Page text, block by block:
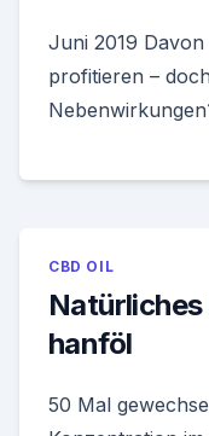
Juni 2019
profitieren –
CBD OIL
hanföl
50 Mal